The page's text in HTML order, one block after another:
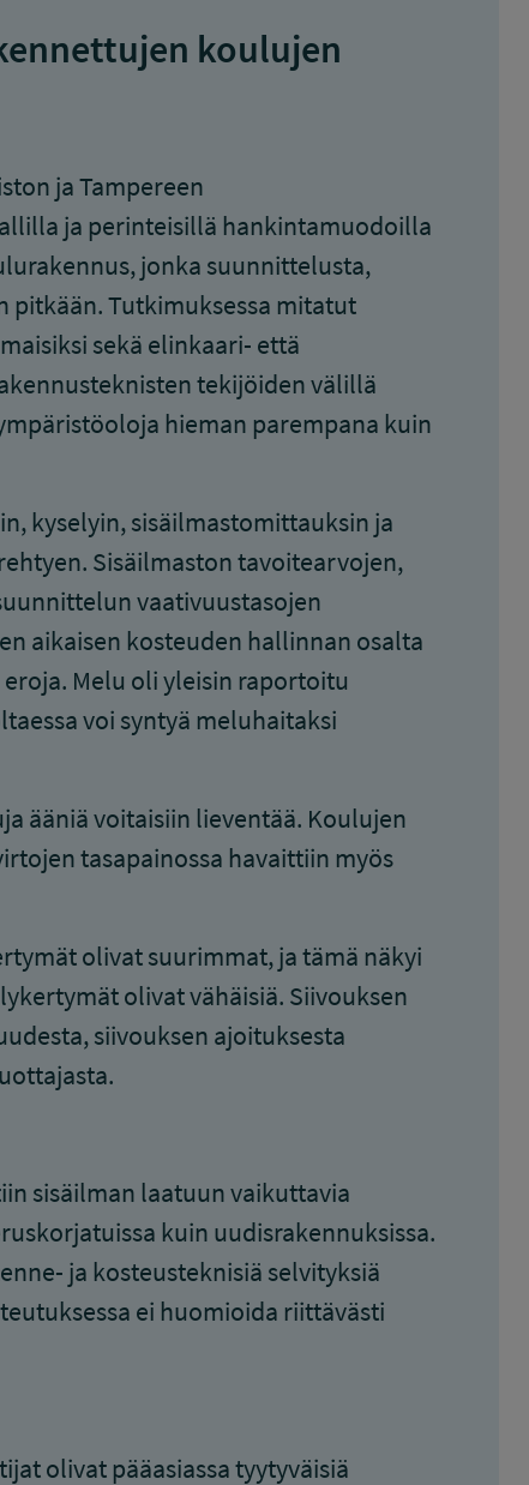
koulujen
ja Tampereen
ja perinteisillä hankintamuodoilla
jonka suunnittelusta,
pitkään. Tutkimuksessa mitatut
sekä elinkaari- että
tekijöiden välillä
hieman parempana kuin
kyselyin, sisäilmastomittauksin ja
Sisäilmaston tavoitearvojen,
vaativuustasojen
aikaisen kosteuden hallinnan osalta
Melu oli yleisin raportoitu
voi syntyä meluhaitaksi
ääniä voitaisiin lieventää. Koulujen
tasapainossa havaittiin myös
olivat suurimmat, ja tämä näkyi
olivat vähäisiä. Siivouksen
siivouksen ajoituksesta
sisäilman laatuun vaikuttavia
kuin uudisrakennuksissa.
ja kosteusteknisiä selvityksiä
ei huomioida riittävästi
olivat pääasiassa tyytyväisiä